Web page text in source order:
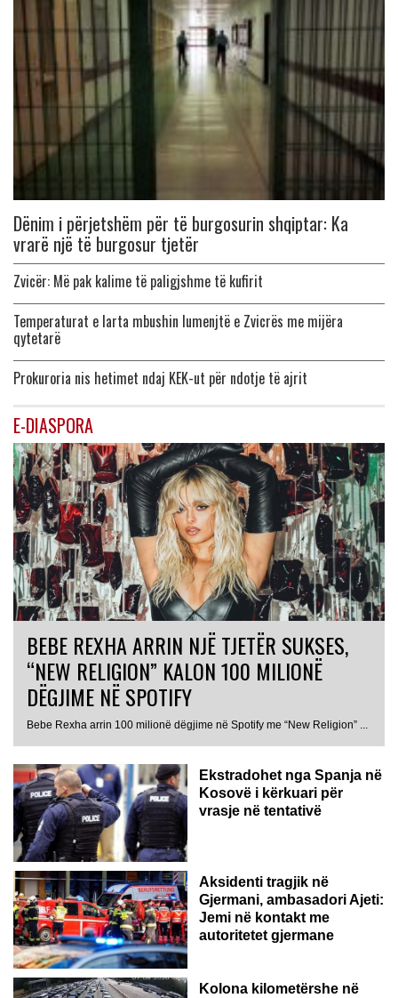
Dënim i përjetshëm për të burgosurin shqiptar: Ka
vrarë një të burgosur tjetër
Zvicër: Më pak kalime të paligjshme të kufirit
Temperaturat e larta mbushin lumenjtë e Zvicrës me mijëra
qytetarë
Prokuroria nis hetimet ndaj KEK-ut për ndotje të ajrit
E-DIASPORA
BEBE REXHA ARRIN NJË TJETËR SUKSES,
“NEW RELIGION” KALON 100 MILIONË
DËGJIME NË SPOTIFY
Bebe Rexha arrin 100 milionë dëgjime në Spotify me “New Religion” ...
Ekstradohet nga Spanja në
Kosovë i kërkuari për
vrasje në tentativë
GJERMANI
Aksidenti tragjik në
Gjermani, ambasadori Ajeti:
Jemi në kontakt me
autoritetet gjermane
Kolona kilometërshe në